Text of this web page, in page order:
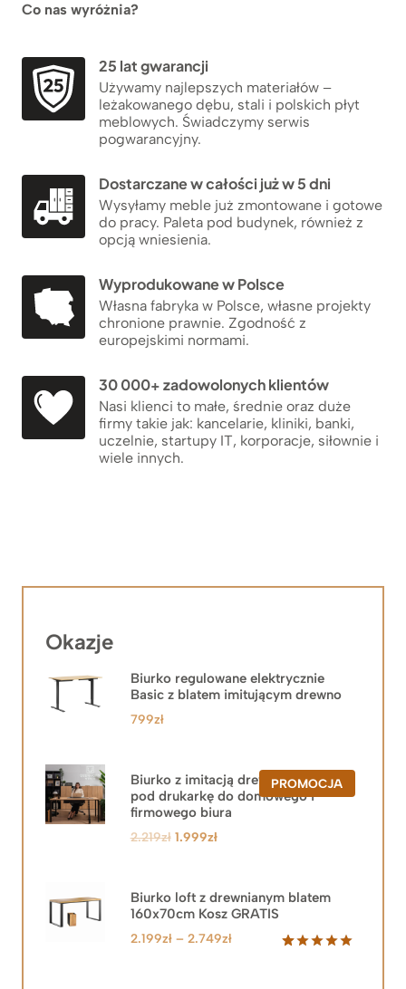
Co nas wyróżnia?
25 lat gwarancji
Używamy najlepszych materiałów –
leżakowanego dębu, stali i polskich płyt
meblowych. Świadczymy serwis
pogwarancyjny.
Dostarczane w całości już w 5 dni
Wysyłamy meble już zmontowane i gotowe
do pracy. Paleta pod budynek, również z
opcją wniesienia.
Wyprodukowane w Polsce
Własna fabryka w Polsce, własne projekty
chronione prawnie. Zgodność z
europejskimi normami.
30 000+ zadowolonych klientów
Nasi klienci to małe, średnie oraz duże
firmy takie jak: kancelarie, kliniki, banki,
uczelnie, startupy IT, korporacje, siłownie i
wiele innych.
Okazje
Biurko regulowane elektrycznie
Basic z blatem imitującym drewno
799zł
PROMOCJAPRODUKT
W
Biurko z imitacją drewna z szafką
pod drukarkę do domowego i
firmowego biura
2.219zł Pierwotna
2.219zł.
1.999złAktualna
1.999zł.
Biurko loft z drewnianym blatem
160x70cm Kosz GRATIS
2.199zł – 2.749złZakres